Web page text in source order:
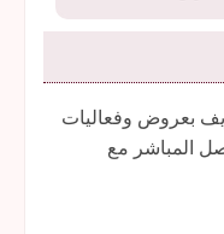
بعروض وفعاليات
المباشر مع